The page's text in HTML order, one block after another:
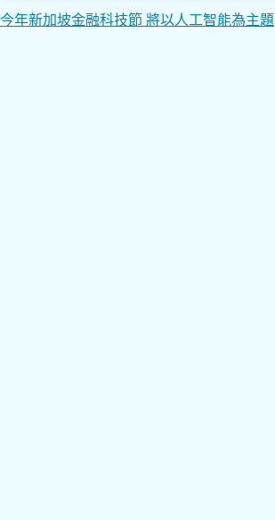
文
今年新加坡金融科技節 將以人工智能為主題